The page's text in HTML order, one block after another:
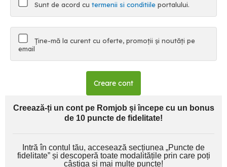
Sunt de acord cu termenii si conditiile portalului.
Ține-mă la curent cu oferte, promoții și noutăți pe
email
Creare cont
Creează-ți un cont pe Romjob și începe cu un bonus
de 10 puncte de fidelitate!
Intră în contul tău, accesează secțiunea „Puncte de
fidelitate” și descoperă toate modalitățile prin care poți
câștiga și mai multe puncte!